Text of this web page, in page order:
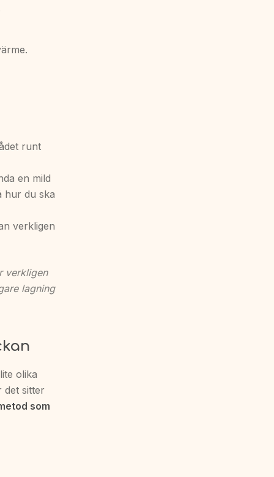
runt
en mild
hur du ska
verkligen
verkligen
lagning
olika
det sitter
som